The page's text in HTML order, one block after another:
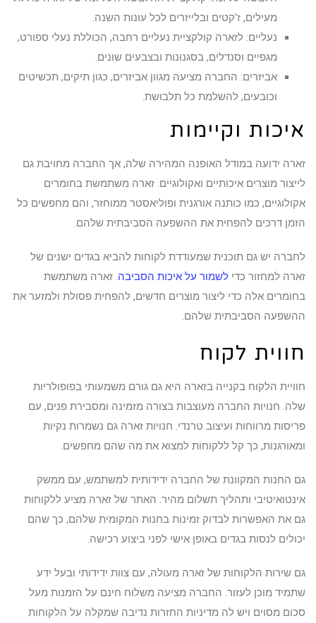
מעילים, ז'קטים ובלייזרים לכל עונות השנה.
נעליים: לזארה קולקציית נעליים רחבה, הכוללת נעלי ספורט,
מגפיים וסנדלים, בסגנונות ובצבעים שונים.
אביזרים: החברה מציעה מגוון אביזרים, כגון תיקים, תכשיטים
וכובעים, להשלמת כל תלבושת.
איכות וקיימות
זארה ידועה במודל האופנה המהירה שלה, אך החברה מחויבת גם
לייצור מוצרים איכותיים ואקולוגיים. זארה משתמשת בחומרים
אקולוגיים, כמו כותנה אורגנית ופוליאסטר ממוחזר, והם מחפשים כל
הזמן דרכים להפחית את ההשפעה הסביבתית שלהם.
לחברה יש גם תוכנית שמעודדת לקוחות להביא בגדים ישנים של
זארה למחזור כדי לשמור על איכות הסביבה. זארה משתמשת
בחומרים אלה כדי ליצור מוצרים חדשים, להפחית פסולת ולמזער את
ההשפעה הסביבתית שלהם.
חווית לקוח
חוויית הלקוח בקנייה בזארה היא גם גורם משמעותי בפופולריות
שלה. חנויות החברה מעוצבות בצורה מזמינה ומסבירת פנים, עם
פריסות מרווחות ועיצוב טרנדי. חנויות זארה גם נשמרות נקיות
ומאורגנות, כך קל ללקוחות למצוא את מה שהם מחפשים.
גם החנות המקוונת של החברה ידידותית למשתמש, עם ממשק
אינטואיטיבי ותהליך תשלום מהיר. האתר של זארה מציע ללקוחות
גם את האפשרות לבדוק זמינות בחנות המקומית שלהם, כך שהם
יכולים לנסות בגדים באופן אישי לפני ביצוע רכישה.
גם שירות הלקוחות של זארה מעולה, עם צוות ידידותי ובעל ידע
שתמיד מוכן לעזור. החברה מציעה משלוח חינם על הזמנות מעל
סכום מסוים ויש לה מדיניות החזרות נדיבה שמקלה על הלקוחות